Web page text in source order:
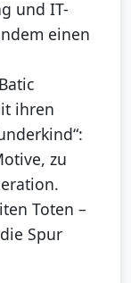
und IT-
einen
ihren
zu
Toten –
Spur